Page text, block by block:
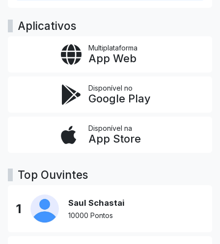
Aplicativos
Multiplataforma
App Web
Disponível no
Google Play
Disponível na
App Store
Top Ouvintes
1 Saul Schastai
10000 Pontos